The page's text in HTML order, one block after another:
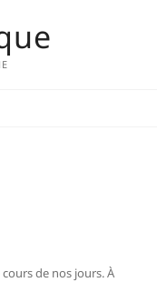
de nos jours. À